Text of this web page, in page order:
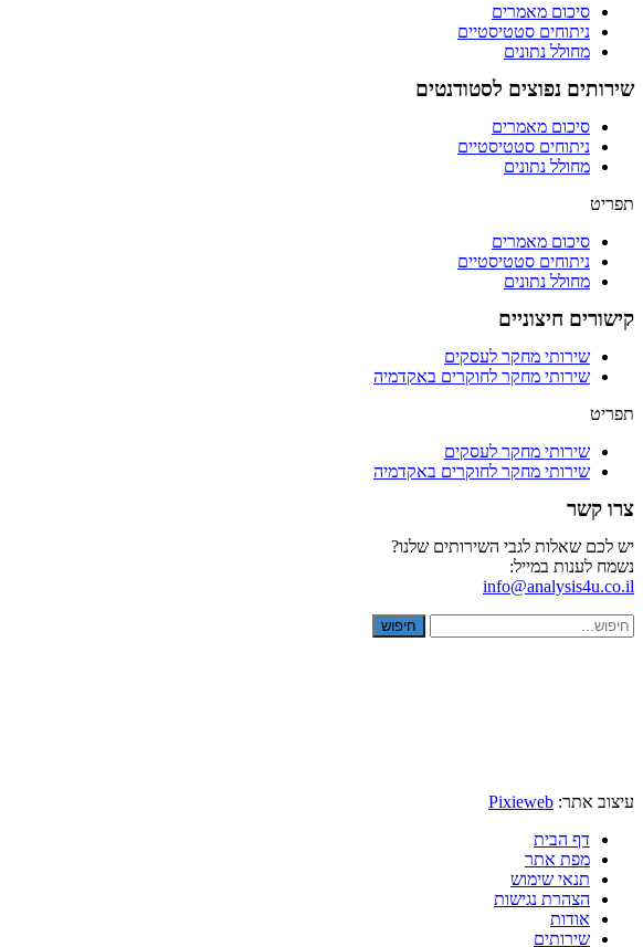
סיכום מאמרים
ניתוחים סטטיסטיים
מחולל נתונים
שירותים נפוצים לסטודנטים
סיכום מאמרים
ניתוחים סטטיסטיים
מחולל נתונים
תפריט
סיכום מאמרים
ניתוחים סטטיסטיים
מחולל נתונים
קישורים חיצוניים
שירותי מחקר לעסקים
שירותי מחקר לחוקרים באקדמיה
תפריט
שירותי מחקר לעסקים
שירותי מחקר לחוקרים באקדמיה
צרו קשר
יש לכם שאלות לגבי השירותים שלנו?
נשמח לענות במייל:
info@analysis4u.co.il
חיפוש
עיצוב אתר: Pixieweb
דף הבית
מפת אתר
תנאי שימוש
הצהרת נגישות
אודות
שירותים